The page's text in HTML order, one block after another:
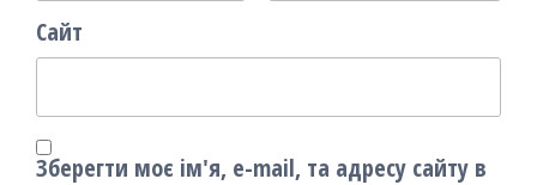
Сайт
Зберегти моє ім'я, e-mail, та адресу сайту в